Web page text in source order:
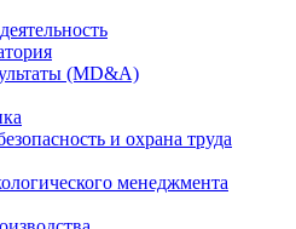
(MD&A)
и охрана труда
менеджмента